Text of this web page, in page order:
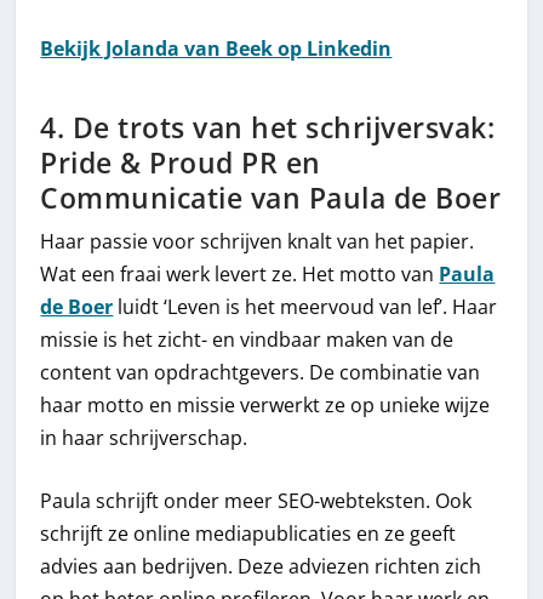
Bekijk Jolanda van Beek op Linkedin
4. De trots van het schrijversvak:
Pride & Proud PR en
Communicatie van Paula de Boer
Haar passie voor schrijven knalt van het papier.
Wat een fraai werk levert ze. Het motto van Paula
de Boer luidt ‘Leven is het meervoud van lef’. Haar
missie is het zicht- en vindbaar maken van de
content van opdrachtgevers. De combinatie van
haar motto en missie verwerkt ze op unieke wijze
in haar schrijverschap.
Paula schrijft onder meer SEO-webteksten. Ook
schrijft ze online mediapublicaties en ze geeft
advies aan bedrijven. Deze adviezen richten zich